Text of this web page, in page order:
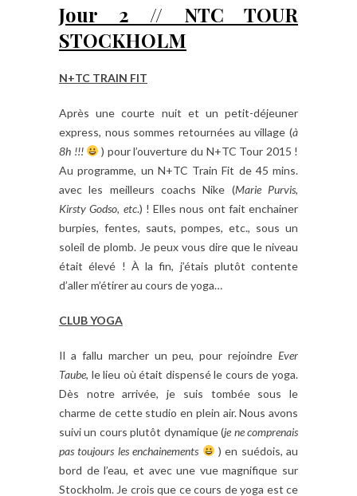
Jour 2 // NTC TOUR
STOCKHOLM
N+TC TRAIN FIT
Après une courte nuit et un petit-déjeuner
express, nous sommes retournées au village (à
8h !!!
) pour l’ouverture du N+TC Tour 2015 !
Au programme, un N+TC Train Fit de 45 mins.
avec les meilleurs coachs Nike (Marie Purvis,
Kirsty Godso, etc.) ! Elles nous ont fait enchainer
burpies, fentes, sauts, pompes, etc., sous un
soleil de plomb. Je peux vous dire que le niveau
était élevé ! À la fin, j’étais plutôt contente
d’aller m’étirer au cours de yoga…
CLUB YOGA
Il a fallu marcher un peu, pour rejoindre Ever
Taube, le lieu où était dispensé le cours de yoga.
Dès notre arrivée, je suis tombée sous le
charme de cette studio en plein air. Nous avons
suivi un cours plutôt dynamique (je ne comprenais
pas toujours les enchainements
) en suédois, au
bord de l’eau, et avec une vue magnifique sur
Stockholm. Je crois que ce cours de yoga est ce